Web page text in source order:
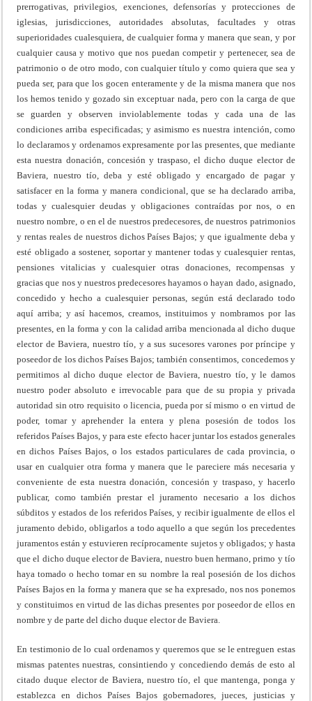
prerrogativas, privilegios, exenciones, defensorías y protecciones de
iglesias, jurisdicciones, autoridades absolutas, facultades y otras
superioridades cualesquiera, de cualquier forma y manera que sean, y por
cualquier causa y motivo que nos puedan competir y pertenecer, sea de
patrimonio o de otro modo, con cualquier título y como quiera que sea y
pueda ser, para que los gocen enteramente y de la misma manera que nos
los hemos tenido y gozado sin exceptuar nada, pero con la carga de que
se guarden y observen inviolablemente todas y cada una de las
condiciones arriba especificadas; y asimismo es nuestra intención, como
lo declaramos y ordenamos expresamente por las presentes, que mediante
esta nuestra donación, concesión y traspaso, el dicho duque elector de
Baviera, nuestro tío, deba y esté obligado y encargado de pagar y
satisfacer en la forma y manera condicional, que se ha declarado arriba,
todas y cualesquier deudas y obligaciones contraídas por nos, o en
nuestro nombre, o en el de nuestros predecesores, de nuestros patrimonios
y rentas reales de nuestros dichos Países Bajos; y que igualmente deba y
esté obligado a sostener, soportar y mantener todas y cualesquier rentas,
pensiones vitalicias y cualesquier otras donaciones, recompensas y
gracias que nos y nuestros predecesores hayamos o hayan dado, asignado,
concedido y hecho a cualesquier personas, según está declarado todo
aquí arriba; y así hacemos, creamos, instituimos y nombramos por las
presentes, en la forma y con la calidad arriba mencionada al dicho duque
elector de Baviera, nuestro tío, y a sus sucesores varones por príncipe y
poseedor de los dichos Países Bajos; también consentimos, concedemos y
permitimos al dicho duque elector de Baviera, nuestro tío, y le damos
nuestro poder absoluto e irrevocable para que de su propia y privada
autoridad sin otro requisito o licencia, pueda por sí mismo o en virtud de
poder, tomar y aprehender la entera y plena posesión de todos los
referidos Países Bajos, y para este efecto hacer juntar los estados generales
en dichos Países Bajos, o los estados particulares de cada provincia, o
usar en cualquier otra forma y manera que le pareciere más necesaria y
conveniente de esta nuestra donación, concesión y traspaso, y hacerlo
publicar, como también prestar el juramento necesario a los dichos
súbditos y estados de los referidos Países, y recibir igualmente de ellos el
juramento debido, obligarlos a todo aquello a que según los precedentes
juramentos están y estuvieren recíprocamente sujetos y obligados; y hasta
que el dicho duque elector de Baviera, nuestro buen hermano, primo y tío
haya tomado o hecho tomar en su nombre la real posesión de los dichos
Países Bajos en la forma y manera que se ha expresado, nos nos ponemos
y constituimos en virtud de las dichas presentes por poseedor de ellos en
nombre y de parte del dicho duque elector de Baviera.
En testimonio de lo cual ordenamos y queremos que se le entreguen estas
mismas patentes nuestras, consintiendo y concediendo demás de esto al
citado duque elector de Baviera, nuestro tío, el que mantenga, ponga y
establezca en dichos Países Bajos gobernadores, jueces, justicias y